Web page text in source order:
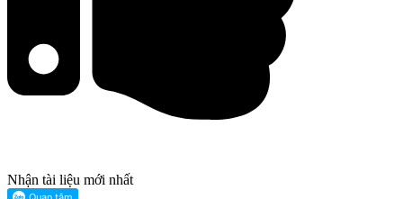
Nhận tài liệu mới nhất